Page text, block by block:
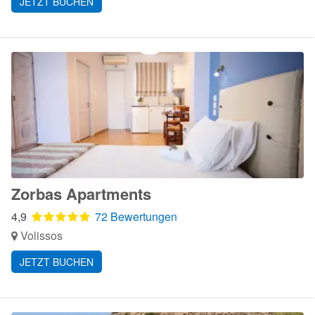
Zorbas Apartments
4,9
72 Bewertungen
Volissos
JETZT BUCHEN